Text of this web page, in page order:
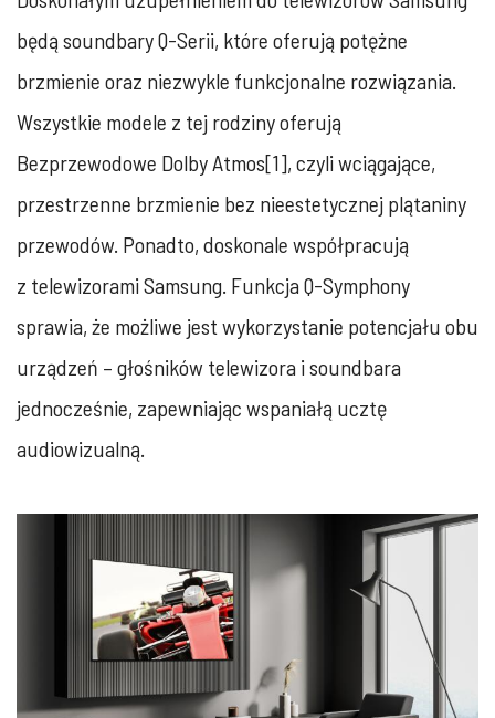
będą soundbary Q-Serii, które oferują potężne
brzmienie oraz niezwykle funkcjonalne rozwiązania.
Wszystkie modele z tej rodziny oferują
Bezprzewodowe Dolby Atmos[1], czyli wciągające,
przestrzenne brzmienie bez nieestetycznej plątaniny
przewodów. Ponadto, doskonale współpracują
z telewizorami Samsung. Funkcja Q-Symphony
sprawia, że możliwe jest wykorzystanie potencjału obu
urządzeń – głośników telewizora i soundbara
jednocześnie, zapewniając wspaniałą ucztę
audiowizualną.